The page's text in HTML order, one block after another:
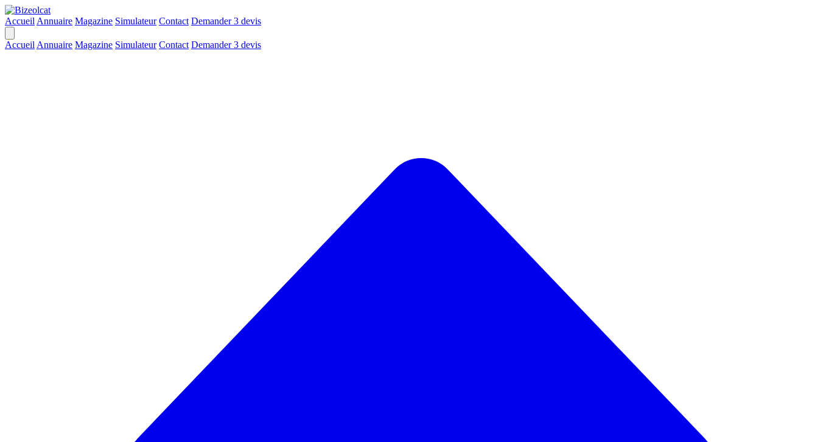
Accueil Annuaire Magazine Simulateur Contact Demander 3 devis
Accueil Annuaire Magazine Simulateur Contact Demander 3 devis